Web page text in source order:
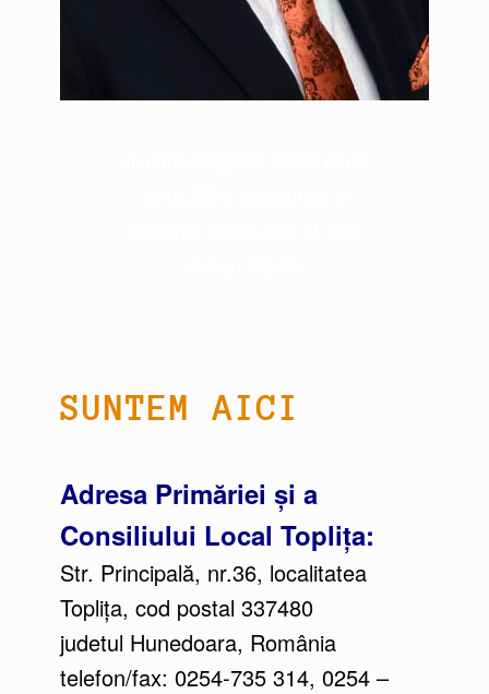
SUNTEM AICI
Adresa Primăriei şi a
Consiliului Local Topliţa:
Str. Principală, nr.36, localitatea
Topliţa, cod postal 337480
judetul Hunedoara, România
telefon/fax: 0254-735 314, 0254 –